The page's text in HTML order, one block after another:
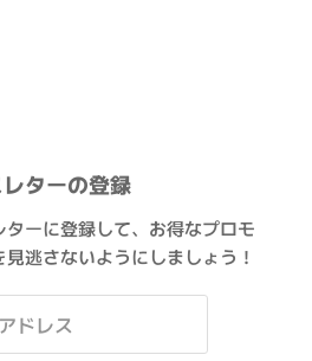
ターの登録
ターに登録して、お得なプロモ
見逃さないようにしましょう！
ドレス